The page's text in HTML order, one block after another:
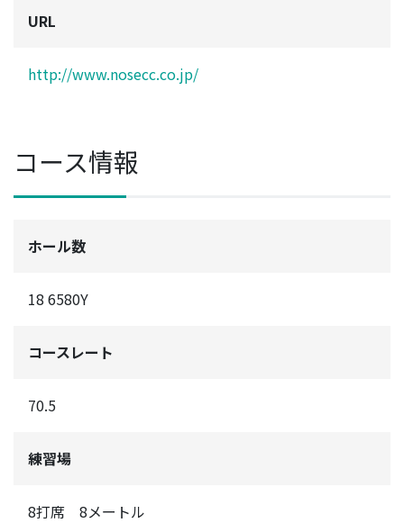
URL
http://www.nosecc.co.jp/
コース情報
ホール数
18 6580Y
コースレート
70.5
練習場
8打席 8メートル